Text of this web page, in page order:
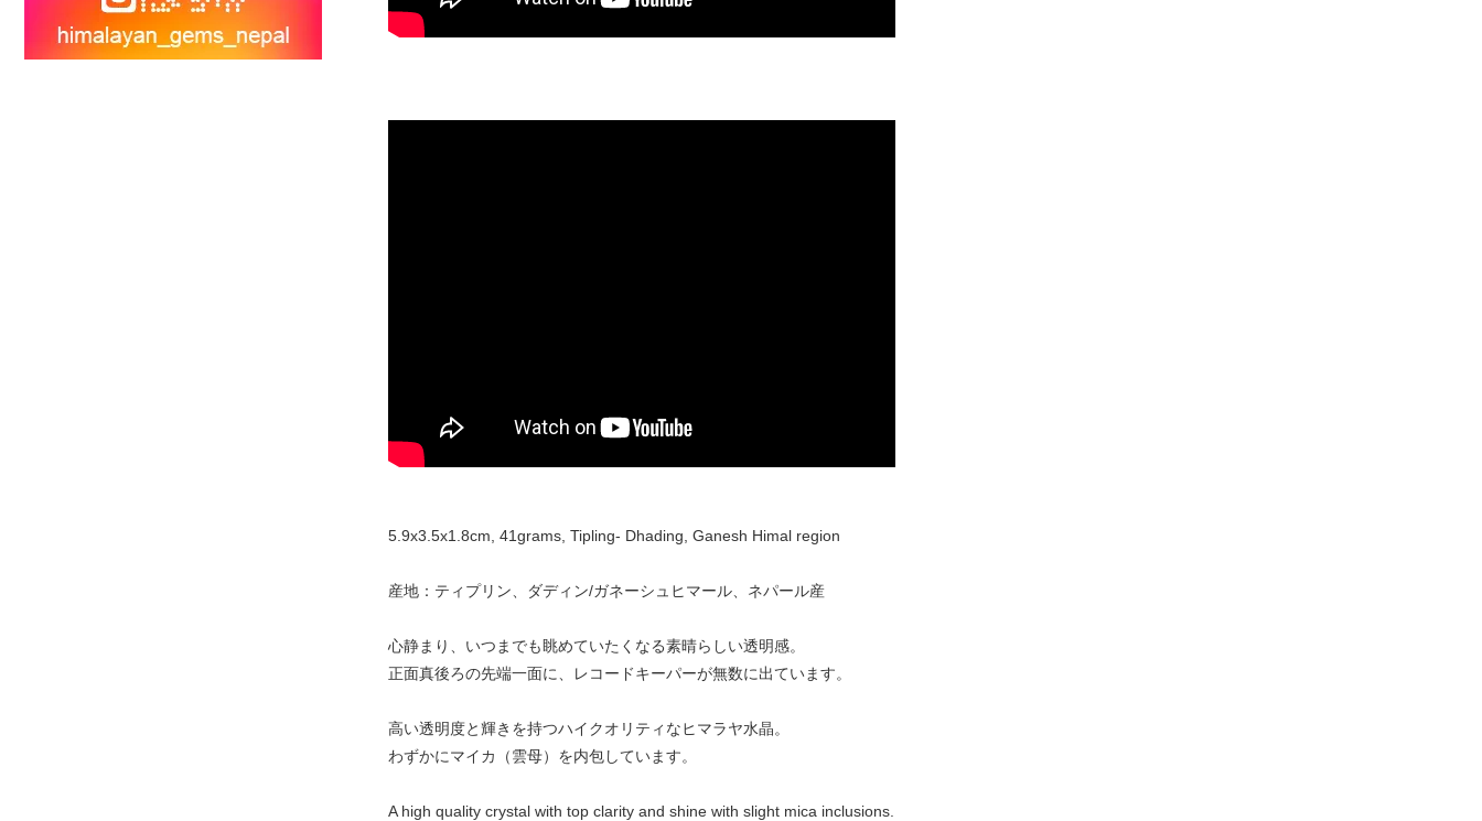
5.9x3.5x1.8cm, 41grams, Tipling- Dhading, Ganesh Himal region
産地：ティプリン、ダディン/ガネーシュヒマール、ネパール産
心静まり、いつまでも眺めていたくなる素晴らしい透明感。
正面真後ろの先端一面に、レコードキーパーが無数に出ています。
高い透明度と輝きを持つハイクオリティなヒマラヤ水晶。
わずかにマイカ（雲母）を内包しています。
A high quality crystal with top clarity and shine with slight mica inclusions.